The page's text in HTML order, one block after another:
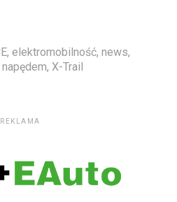
, elektromobilność, news,
, X-Trail
REKLAMA